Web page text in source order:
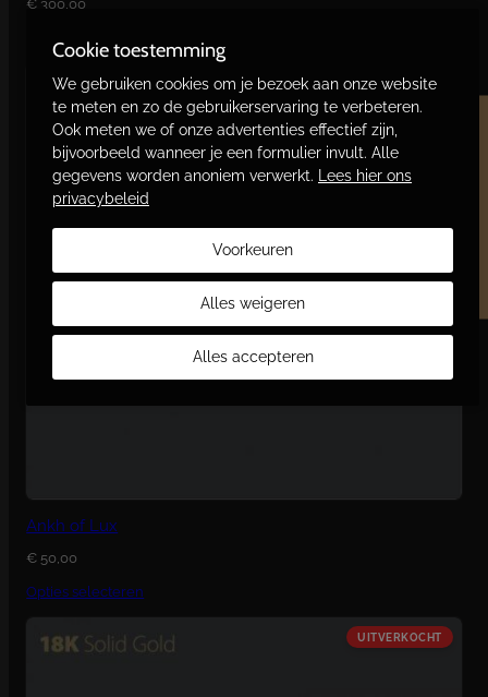
€ 300,00
Lees verder
Ankh of Lux
€ 50,00
Opties selecteren
Cookie toestemming
We gebruiken cookies om je bezoek aan onze website
te meten en zo de gebruikerservaring te verbeteren.
Ook meten we of onze advertenties effectief zijn,
bijvoorbeeld wanneer je een formulier invult. Alle
gegevens worden anoniem verwerkt. Lees hier ons
privacybeleid
Voorkeuren
Alles weigeren
Alles accepteren